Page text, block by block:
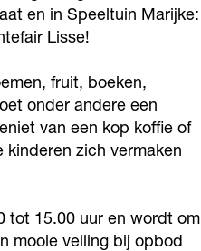
en in Speeltuin Marijke:
Lisse!
fruit, boeken,
onder andere een
van een kop koffie of
zich vermaken
tot 15.00 uur en wordt om
mooie veiling bij opbod